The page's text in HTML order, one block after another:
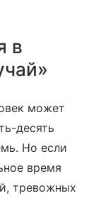
в
может
десять
Но если
время
тревожных